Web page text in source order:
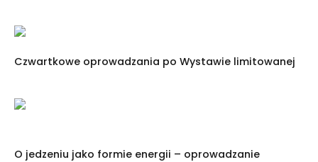
Czwartkowe oprowadzania po Wystawie limitowanej
O jedzeniu jako formie energii – oprowadzanie